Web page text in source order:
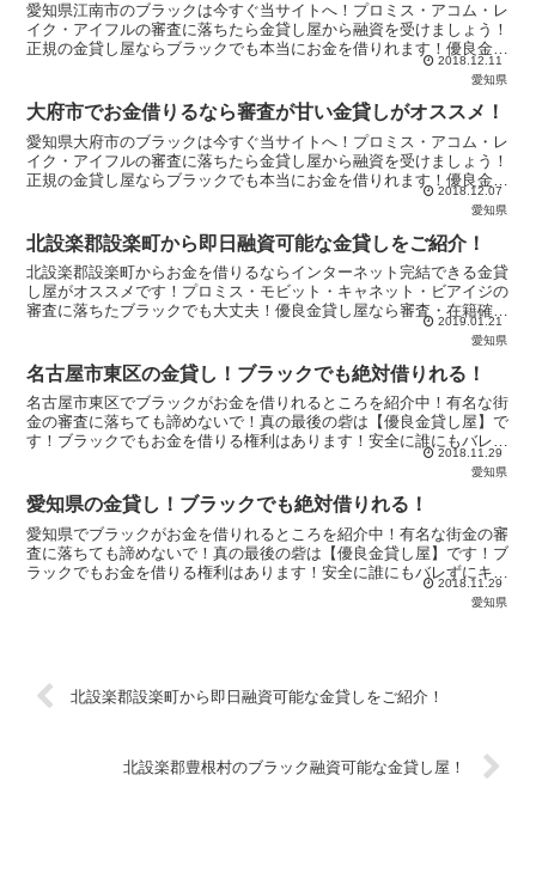
愛知県江南市のブラックは今すぐ当サイトへ！プロミス・アコム・レ
イク・アイフルの審査に落ちたら金貸し屋から融資を受けましょう！
正規の金貸し屋ならブラックでも本当にお金を借りれます！優良金貸
し屋を知らないのは絶対に損です！他のブラックに遅れを取らない
2018.12.11
愛知県
大府市でお金借りるなら審査が甘い金貸しがオススメ！
愛知県大府市のブラックは今すぐ当サイトへ！プロミス・アコム・レ
イク・アイフルの審査に落ちたら金貸し屋から融資を受けましょう！
正規の金貸し屋ならブラックでも本当にお金を借りれます！優良金貸
し屋を知らないのは絶対に損です！他のブラックに遅れを取らない
2018.12.07
愛知県
北設楽郡設楽町から即日融資可能な金貸しをご紹介！
北設楽郡設楽町からお金を借りるならインターネット完結できる金貸
し屋がオススメです！プロミス・モビット・キャネット・ビアイジの
審査に落ちたブラックでも大丈夫！優良金貸し屋なら審査・在籍確認
なしで必ずキャッシング可能！急な出費にも絶対対応します！2019.01.21
愛知県
名古屋市東区の金貸し！ブラックでも絶対借りれる！
名古屋市東区でブラックがお金を借りれるところを紹介中！有名な街
金の審査に落ちても諦めないで！真の最後の砦は【優良金貸し屋】で
す！ブラックでもお金を借りる権利はあります！安全に誰にもバレず
2018.11.29
愛知県
愛知県の金貸し！ブラックでも絶対借りれる！
愛知県でブラックがお金を借りれるところを紹介中！有名な街金の審
査に落ちても諦めないで！真の最後の砦は【優良金貸し屋】です！ブ
ラックでもお金を借りる権利はあります！安全に誰にもバレずにキャ
2018.11.29
愛知県
北設楽郡設楽町から即日融資可能な金貸しをご紹介！
北設楽郡豊根村のブラック融資可能な金貸し屋！